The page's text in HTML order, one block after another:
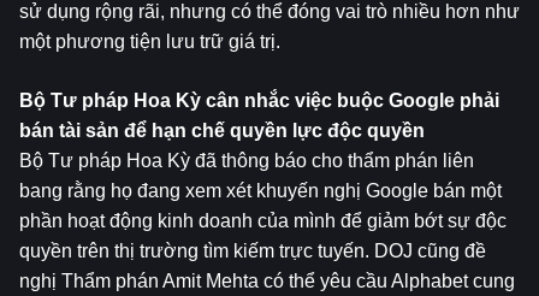
sử dụng rộng rãi, nhưng có thể đóng vai trò nhiều hơn như
một phương tiện lưu trữ giá trị.
Bộ Tư pháp Hoa Kỳ cân nhắc việc buộc Google phải
bán tài sản để hạn chế quyền lực độc quyền
Bộ Tư pháp Hoa Kỳ đã thông báo cho thẩm phán liên
bang rằng họ đang xem xét khuyến nghị Google bán một
phần hoạt động kinh doanh của mình để giảm bớt sự độc
quyền trên thị trường tìm kiếm trực tuyến. DOJ cũng đề
nghị Thẩm phán Amit Mehta có thể yêu cầu Alphabet cung